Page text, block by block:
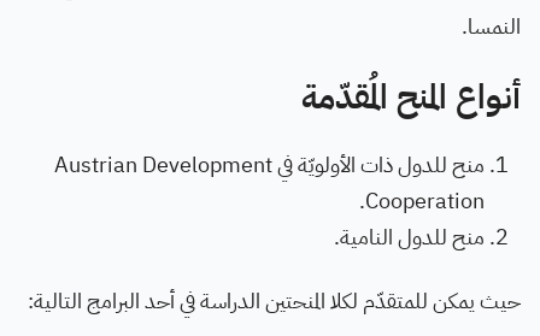
النمسا.
أنواع المنح المُقدّمة
منح للدول ذات الأولويّة في Austrian Development
Cooperation.
منح للدول النامية.
حيث يمكن للمتقدّم لكلا المنحتين الدراسة في أحد البرامج التالية: